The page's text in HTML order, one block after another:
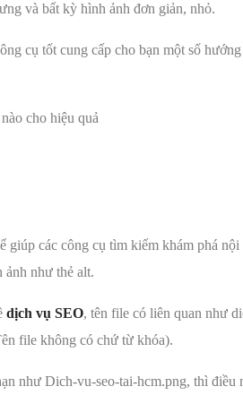
và bất kỳ hình ảnh đơn giản, nhỏ.
cụ tốt cung cấp cho bạn một số
giúp các công cụ tìm kiếm khám phá
ảnh như thẻ alt.
dịch vụ SEO, tên file có liên quan như
file không có chứ từ khóa).
như Dich-vu-seo-tai-hcm.png, thì